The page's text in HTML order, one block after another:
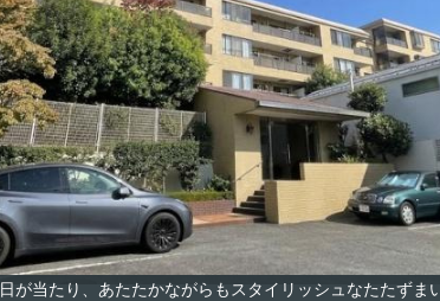
日が当たり、あたたかながらもスタイリッシュなたたずま